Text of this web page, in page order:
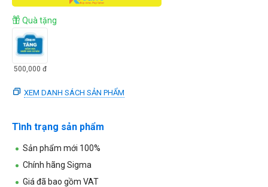
Quà tặng
500,000 đ
XEM DANH SÁCH SẢN PHẨM
Tình trạng sản phẩm
Sản phẩm mới 100%
Chính hãng Sigma
Giá đã bao gồm VAT